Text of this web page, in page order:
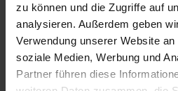
zu können und die Zugriffe auf
analysieren. Außerdem geben
Verwendung unserer Website
soziale Medien, Werbung und
Partner führen diese
1
ISBN
978-3-89913-358-5